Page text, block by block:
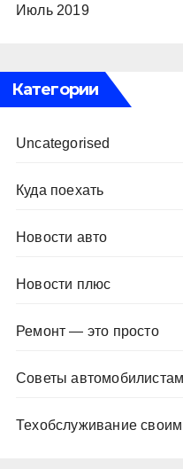
Июль 2019
Категории
Uncategorised
Куда поехать
Новости авто
Новости плюс
Ремонт — это просто
Советы автомобилистам
Техобслуживание